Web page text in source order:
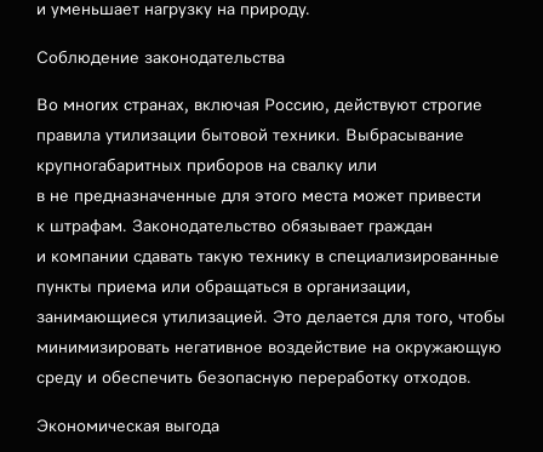
и уменьшает нагрузку на природу.
Соблюдение законодательства
Во многих странах, включая Россию, действуют строгие
правила утилизации бытовой техники. Выбрасывание
крупногабаритных приборов на свалку или
в не предназначенные для этого места может привести
к штрафам. Законодательство обязывает граждан
и компании сдавать такую технику в специализированные
пункты приема или обращаться в организации,
занимающиеся утилизацией. Это делается для того, чтобы
минимизировать негативное воздействие на окружающую
среду и обеспечить безопасную переработку отходов.
Экономическая выгода